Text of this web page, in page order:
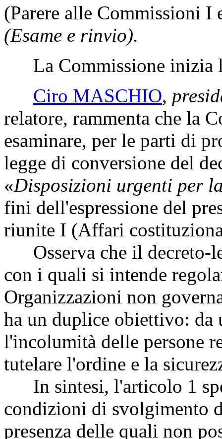
(Parere alle Commissioni I
(Esame e rinvio).
La Commissione inizia
Ciro MASCHIO,
relatore, rammenta che la
esaminare, per le parti di
legge di conversione del
«Disposizioni urgenti per
fini dell'espressione del
riunite I (Affari
Osserva che il decreto-
con i quali si intende
Organizzazioni non
ha un duplice obiettivo: da
l'incolumità delle persone
tutelare l'ordine e la
In sintesi, l'articolo 1
condizioni di svolgimento
presenza delle quali non